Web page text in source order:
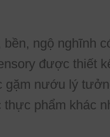
ngộ nghĩnh
được thiết
gặm nướu lý
phẩm khác